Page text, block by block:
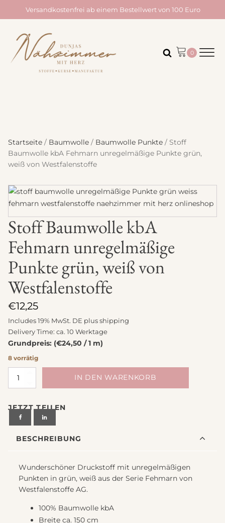
Versandkostenfrei ab einem Bestellwert von 100 Euro
Startseite / Baumwolle / Baumwolle Punkte / Stoff
Baumwolle kbA Fehmarn unregelmäßige Punkte grün,
weiß von Westfalenstoffe
Stoff Baumwolle kbA
Fehmarn unregelmäßige
Punkte grün, weiß von
Westfalenstoffe
€12,25
Includes 19% MwSt. DE plusshipping
Delivery Time: ca. 10 Werktage
Grundpreis: (€24,50 / 1 m)
8 vorrätig
Stoff
Baumwolle
Fehmarn
unregelmäßige
grün,
Westfalenstoffe
Menge
IN DEN WARENKORB
JETZT TEILEN
BESCHREIBUNG
Wunderschöner Druckstoff mit unregelmäßigen
Punkten in grün, weiß aus der Serie Fehmarn von
Westfalenstoffe AG.
100% Baumwolle kbA
Breite ca. 150 cm